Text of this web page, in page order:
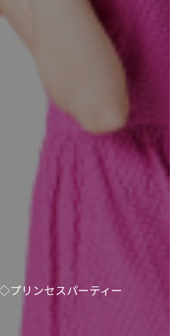
プリンセスパーティー